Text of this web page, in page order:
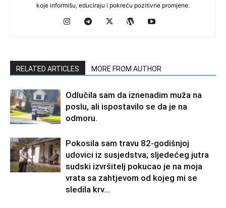
koje informišu, educiraju i pokreću pozitivne promjene.
RELATED ARTICLES MORE FROM AUTHOR
Odlučila sam da iznenadim muža na
poslu, ali ispostavilo se da je na
odmoru.
Pokosila sam travu 82-godišnjoj
udovici iz susjedstva; sljedećeg jutra
sudski izvršitelj pokucao je na moja
vrata sa zahtjevom od kojeg mi se
sledila krv...